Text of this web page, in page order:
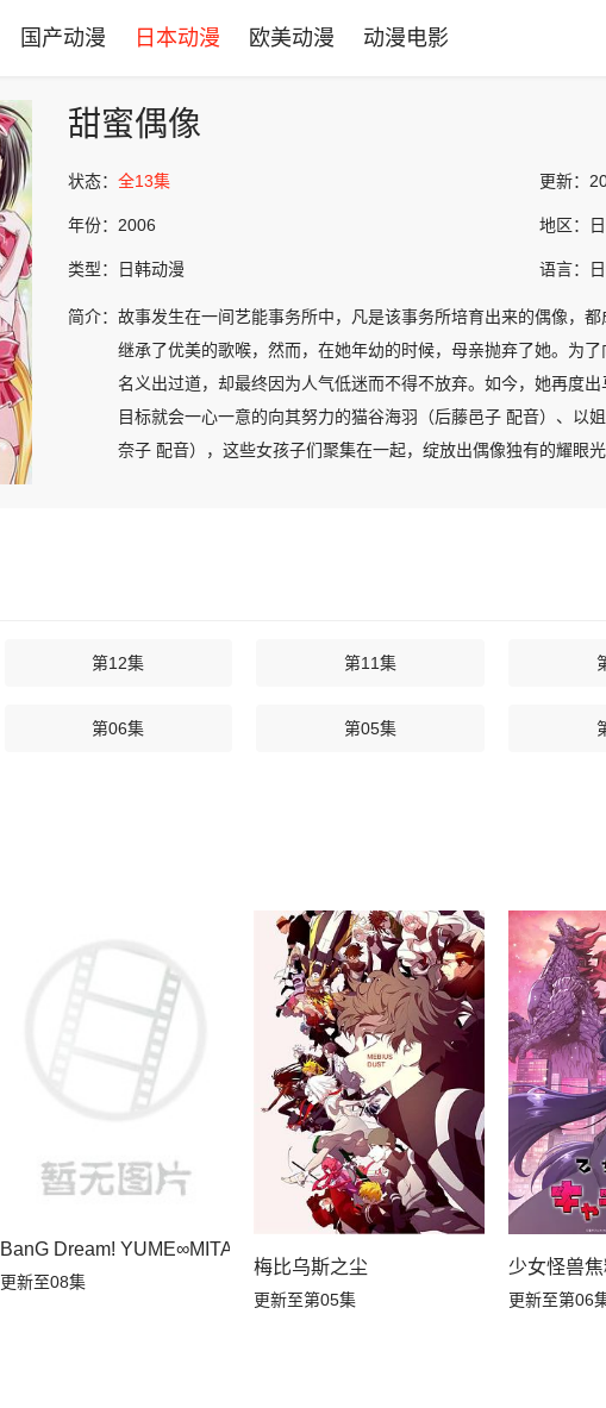
国产动漫 日本动漫 欧美动漫 动漫电影
甜蜜偶像
状态： 全13集 更新：
年份： 2006 地区：
类型： 日韩动漫 语言：
简介： 故事发生在一间艺能事务所中，凡是该事务所培育出来的偶像，
继承了优美的歌喉，然而，在她年幼的时候，母亲抛弃了她。为
名义出过道，却最终因为人气低迷而不得不放弃。如今，她再度
目标就会一心一意的向其努力的猫谷海羽（后藤邑子 配音）、以
奈子 配音），这些女孩子们聚集在一起，绽放出偶像独有的耀眼光
第12集 第11集
第06集 第05集
BanG Dream! YUME∞MITA
更新至08集
梅比乌斯之尘
更新至第05集
少女怪兽
更新至第06